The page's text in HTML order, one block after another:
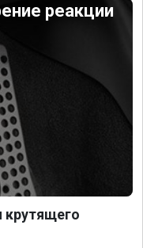
реакции
крутящего